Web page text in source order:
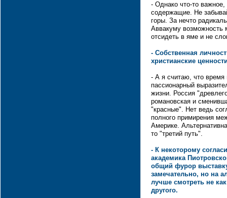
- Однако что-то
содержащие. Не
горы. За нечто
Аввакуму возможность
отсидеть в яме и не
- Cобственная
христианские
- А я считаю, что
пассионарный
жизни. Россия
романовская и
"красные". Нет ведь
полного примирения
Америке.
то "третий путь".
- К некоторому
академика
общий фурор
замечательно, но на
лучше смотреть не
другого.